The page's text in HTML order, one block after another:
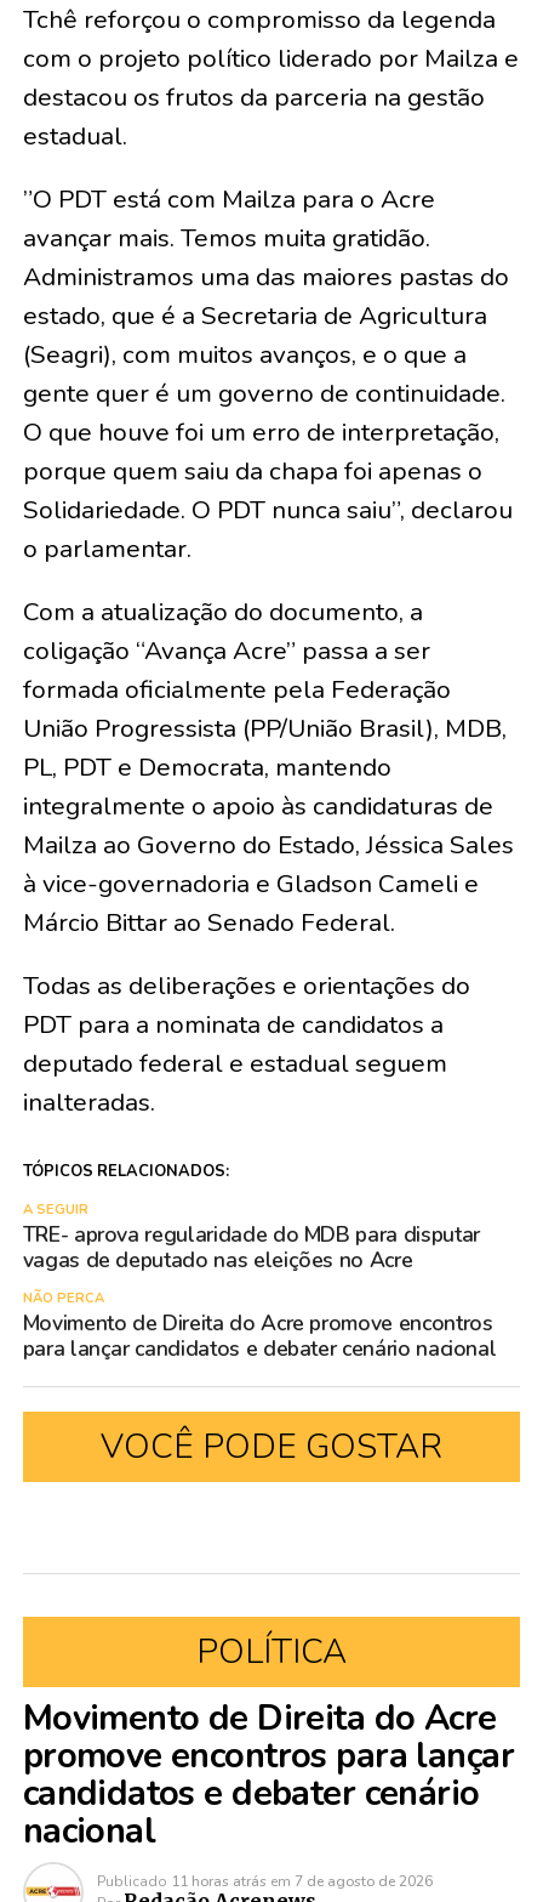
​Tchê reforçou o compromisso da legenda
com o projeto político liderado por Mailza e
destacou os frutos da parceria na gestão
estadual.
​”O PDT está com Mailza para o Acre
avançar mais. Temos muita gratidão.
Administramos uma das maiores pastas do
estado, que é a Secretaria de Agricultura
(Seagri), com muitos avanços, e o que a
gente quer é um governo de continuidade.
O que houve foi um erro de interpretação,
porque quem saiu da chapa foi apenas o
Solidariedade. O PDT nunca saiu”, declarou
o parlamentar.
​Com a atualização do documento, a
coligação “Avança Acre” passa a ser
formada oficialmente pela Federação
União Progressista (PP/União Brasil), MDB,
PL, PDT e Democrata, mantendo
integralmente o apoio às candidaturas de
Mailza ao Governo do Estado, Jéssica Sales
à vice-governadoria e Gladson Cameli e
Márcio Bittar ao Senado Federal.
​Todas as deliberações e orientações do
PDT para a nominata de candidatos a
deputado federal e estadual seguem
inalteradas.
TÓPICOS RELACIONADOS:
A SEGUIR
TRE- aprova regularidade do MDB para disputar
vagas de deputado nas eleições no Acre
NÃO PERCA
Movimento de Direita do Acre promove encontros
para lançar candidatos e debater cenário nacional
VOCÊ PODE GOSTAR
POLÍTICA
Movimento de Direita do Acre
promove encontros para lançar
candidatos e debater cenário
nacional
Publicado 11 horas atrás em 7 de agosto de 2026